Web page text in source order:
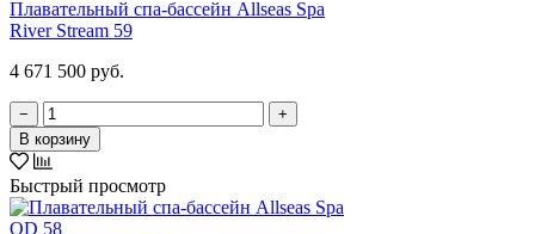
Плавательный спа-бассейн Allseas Spa
River Stream 59
4 671 500 руб.
−
+
В корзину
Быстрый просмотр